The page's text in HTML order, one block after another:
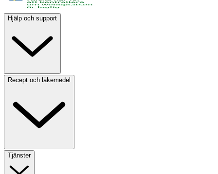
Hjälp och support
Recept och läkemedel
Tjänster